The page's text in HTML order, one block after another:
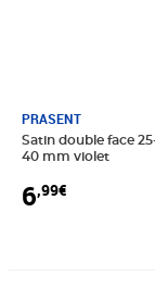
PRASENT
Satin double face
40 mm violet
6,99€